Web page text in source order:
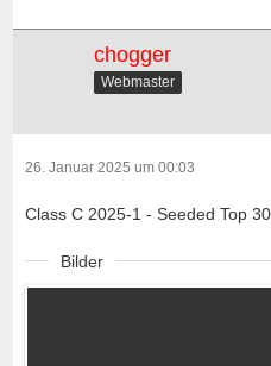
chogger
Webmaster
26. Januar 2025 um 00:03
Class C 2025-1 - Seeded Top
Bilder